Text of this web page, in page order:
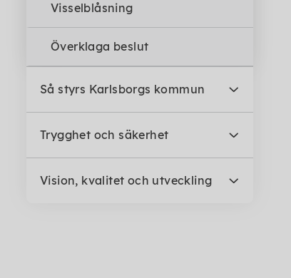
Visselblåsning
Överklaga beslut
Så styrs Karlsborgs kommun
Trygghet och säkerhet
Vision, kvalitet och utveckling